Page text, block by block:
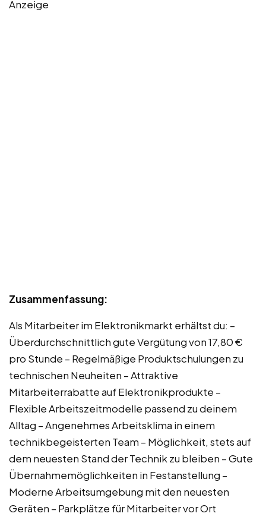
Anzeige
Zusammenfassung:
Als Mitarbeiter im Elektronikmarkt erhältst du: –
Überdurchschnittlich gute Vergütung von 17,80 €
pro Stunde – Regelmäßige Produktschulungen zu
technischen Neuheiten – Attraktive
Mitarbeiterrabatte auf Elektronikprodukte –
Flexible Arbeitszeitmodelle passend zu deinem
Alltag – Angenehmes Arbeitsklima in einem
technikbegeisterten Team – Möglichkeit, stets auf
dem neuesten Stand der Technik zu bleiben – Gute
Übernahmemöglichkeiten in Festanstellung –
Moderne Arbeitsumgebung mit den neuesten
Geräten – Parkplätze für Mitarbeiter vor Ort